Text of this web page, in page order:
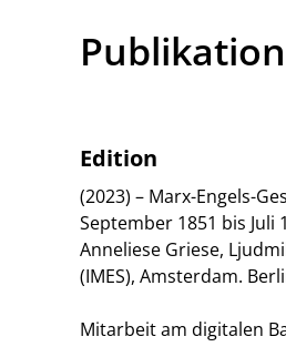
Edition
(2023) – Marx-Engels-
September 1851 bis
Anneliese Griese,
(IMES), Amsterdam.
Mitarbeit am digitalen